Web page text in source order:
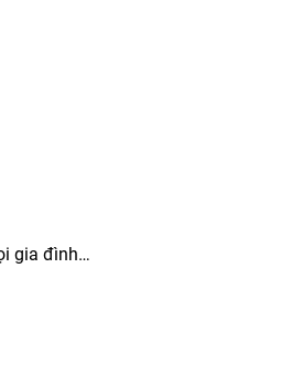
gia đình…